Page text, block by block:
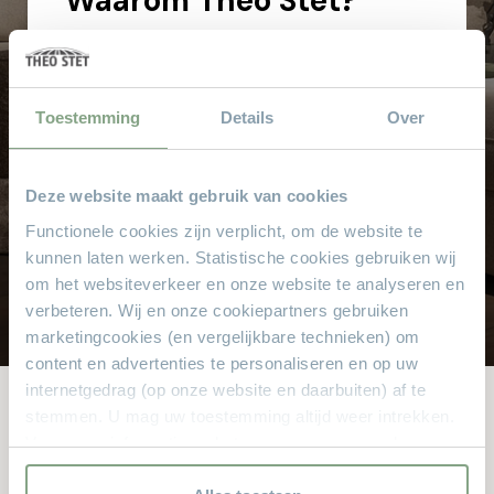
Toestemming Details Over
Deze website maakt gebruik van cookies
Functionele cookies zijn verplicht, om de website te
kunnen laten werken. Statistische cookies gebruiken wij
om het websiteverkeer en onze website te analyseren en
verbeteren. Wij en onze cookiepartners gebruiken
marketingcookies (en vergelijkbare technieken) om
content en advertenties te personaliseren en op uw
internetgedrag (op onze website en daarbuiten) af te
Voor meer informatie en het aanpassen van uw keuze op
onze website verwijzen wij u naar onze
Het vertrouwde adres voor al uw meubelen! Geen
aanbetaling & wij bezorgen aan huis!
Grote keus voor iedere doelgroep
Sinds 1968
8.000 m² met alle soorten stylen meubelen
Andere bekeken ook